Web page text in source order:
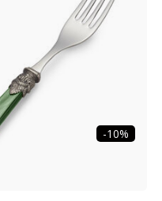
vormgeving
-10%